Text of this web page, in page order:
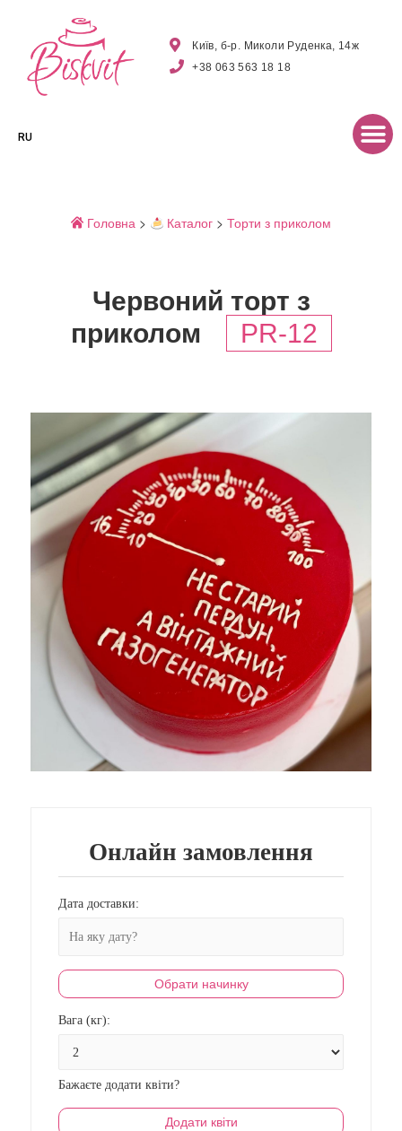
Київ, б-р. Миколи Руденка, 14ж
+38 063 563 18 18
RU
Головна> Каталог >Торти з приколом
Червоний торт з
приколом
PR-12
Онлайн замовлення
Дата доставки:
Обрати начинку
Вага (кг):
Бажаєте додати квіти?
Додати квіти